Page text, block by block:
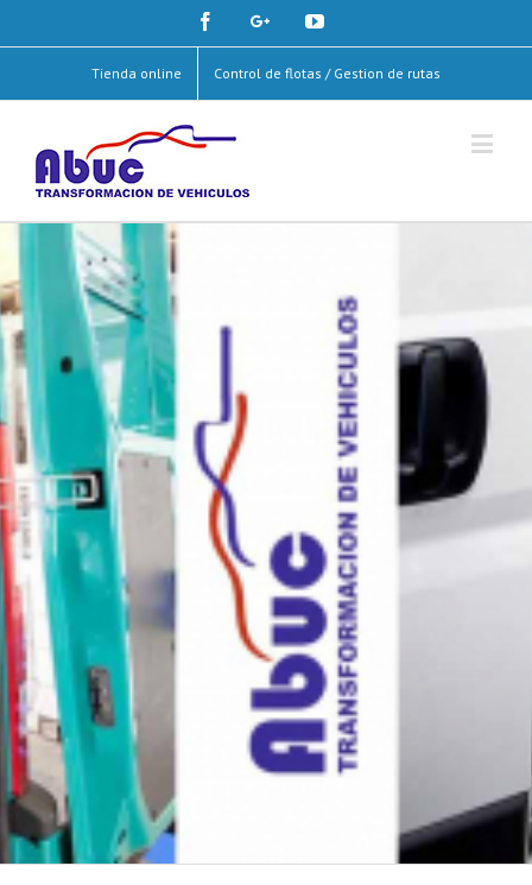
FacebookGoogle+Youtube
Tienda online Control de flotas / Gestion de rutas